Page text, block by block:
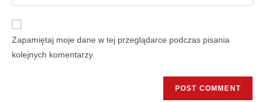
Zapamiętaj moje dane w tej przeglądarce podczas pisania
kolejnych komentarzy.